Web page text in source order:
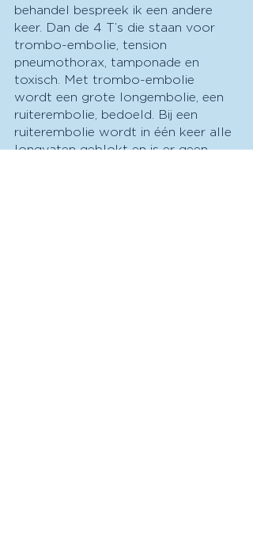
behandel bespreek ik een andere
keer. Dan de 4 T’s die staan voor
trombo-embolie, tension
pneumothorax, tamponade en
toxisch. Met trombo-embolie
wordt een grote longembolie, een
ruiterembolie, bedoeld. Bij een
ruiterembolie wordt in één keer alle
longvaten geblokt en is er geen